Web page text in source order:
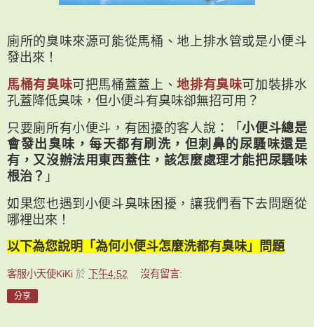
廁所的臭味來源可能從馬桶、地上排水管或是小便斗
發出來！
馬桶有臭味可把馬桶蓋蓋上、地排有臭味可加裝排水
孔蓋降低臭味，但小便斗有臭味卻無招可用？
只要廁所有小便斗，有困擾的客人說：「小便斗總是
會發出臭味，每天都有刷洗，但刺鼻的尿騷味還是
有，又沒辦法用東西蓋住，該怎麼處理才能把尿騷味
根治？ 」
如果您也遇到小便斗臭味困擾，讓我們看下去問題從
哪裡出來！
以下為您說明「為何小便斗怎麼洗都有臭味」問題
客服小天使KiKi 於 下午4:52 沒有留言:
分享